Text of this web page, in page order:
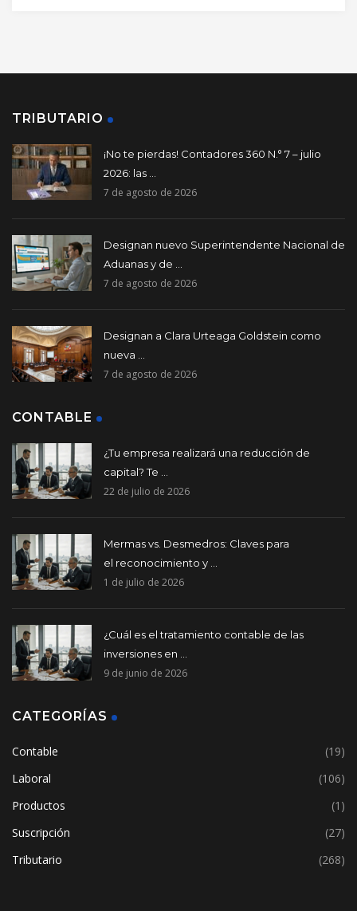
TRIBUTARIO
¡No te pierdas! Contadores 360 N.° 7 – julio
2026: las ...
7 de agosto de 2026
Designan nuevo Superintendente Nacional de
Aduanas y de ...
7 de agosto de 2026
Designan a Clara Urteaga Goldstein como
nueva ...
7 de agosto de 2026
CONTABLE
¿Tu empresa realizará una reducción de
capital? Te ...
22 de julio de 2026
Mermas vs. Desmedros: Claves para
el reconocimiento y ...
1 de julio de 2026
¿Cuál es el tratamiento contable de las
inversiones en ...
9 de junio de 2026
CATEGORÍAS
Contable
(19)
Laboral
(106)
Productos
(1)
Suscripción
(27)
Tributario
(268)